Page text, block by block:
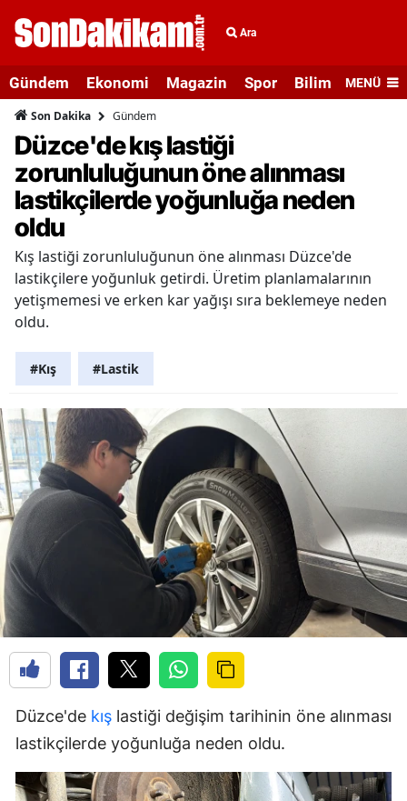
Ara
Gündem Ekonomi Magazin Spor Bilim veMENÜ
Son Dakika Gündem
Düzce'de kış lastiği
zorunluluğunun öne alınması
lastikçilerde yoğunluğa neden
oldu
Kış lastiği zorunluluğunun öne alınması Düzce'de
lastikçilere yoğunluk getirdi. Üretim planlamalarının
yetişmemesi ve erken kar yağışı sıra beklemeye neden
oldu.
#Kış #Lastik
Düzce'de kış lastiği değişim tarihinin öne alınması
lastikçilerde yoğunluğa neden oldu.